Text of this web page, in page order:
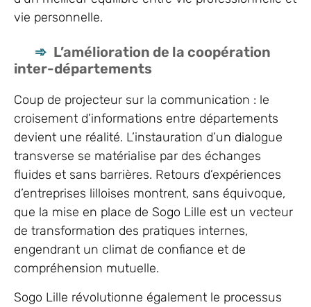
vie personnelle.
L’amélioration de la coopération
inter-départements
Coup de projecteur sur la communication : le
croisement d’informations entre départements
devient une réalité. L’instauration d’un dialogue
transverse se matérialise par des échanges
fluides et sans barrières. Retours d’expériences
d’entreprises lilloises montrent, sans équivoque,
que la mise en place de Sogo Lille est un vecteur
de transformation des pratiques internes,
engendrant un climat de confiance et de
compréhension mutuelle.
Sogo Lille révolutionne également le processus